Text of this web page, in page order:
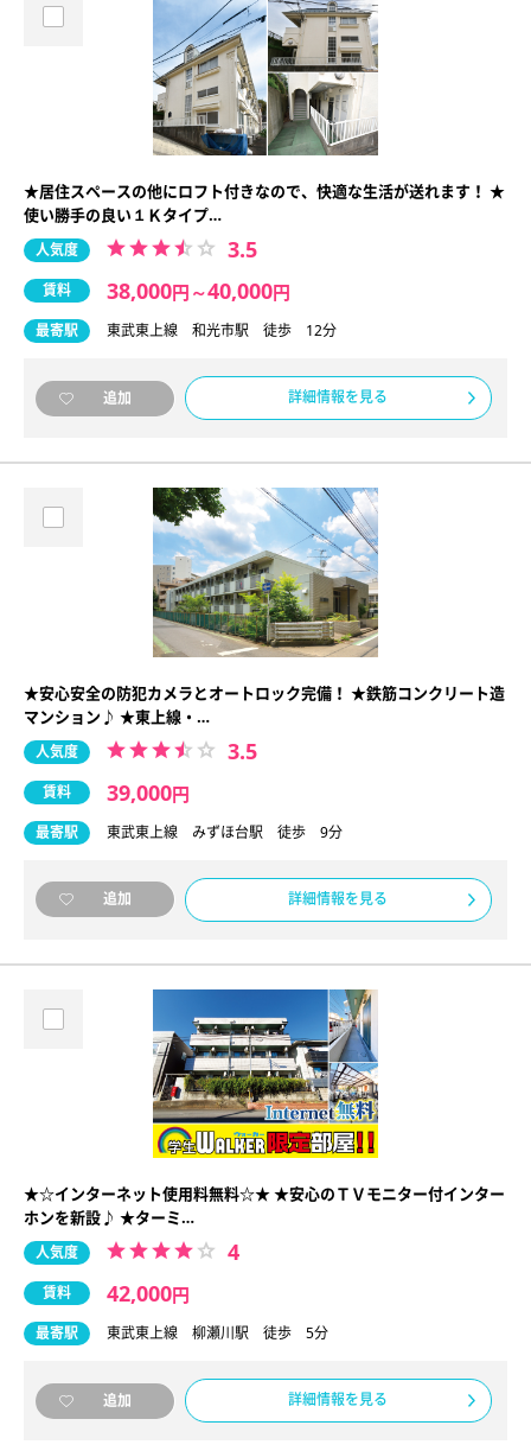
★居住スペースの他にロフト付きなので、快適な生活が送れます！ ★
使い勝手の良い１Ｋタイプ…
人気度 3.5
賃料 38,000円 ～40,000円
最寄駅 東武東上線 和光市駅 徒歩 12分
追加 詳細情報を見る
★安心安全の防犯カメラとオートロック完備！ ★鉄筋コンクリート造
マンション♪ ★東上線・…
人気度 3.5
賃料 39,000円
最寄駅 東武東上線 みずほ台駅 徒歩 9分
追加 詳細情報を見る
★☆インターネット使用料無料☆★ ★安心のＴＶモニター付インター
ホンを新設♪ ★ターミ…
人気度 4
賃料 42,000円
最寄駅 東武東上線 柳瀬川駅 徒歩 5分
追加 詳細情報を見る